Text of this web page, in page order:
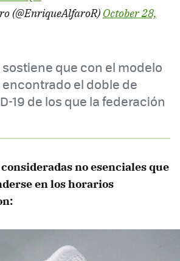
(@EnriqueAlfaroR) October 28,
que con el modelo
el doble de
19 de los que la federación
no esenciales que
en los horarios